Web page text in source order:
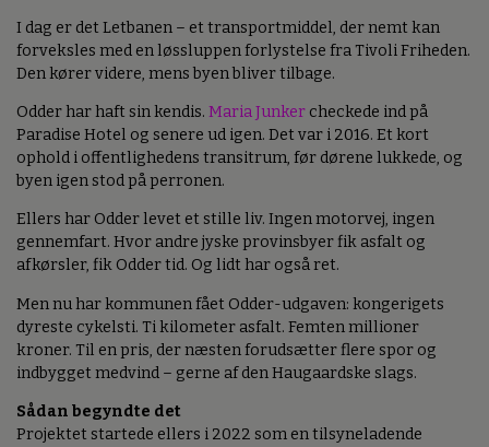
I dag er det Letbanen – et transportmiddel, der nemt kan
forveksles med en løssluppen forlystelse fra Tivoli Friheden.
Den kører videre, mens byen bliver tilbage.
Odder har haft sin kendis. Maria Junker checkede ind på
Paradise Hotel og senere ud igen. Det var i 2016. Et kort
ophold i offentlighedens transitrum, før dørene lukkede, og
byen igen stod på perronen.
Ellers har Odder levet et stille liv. Ingen motorvej, ingen
gennemfart. Hvor andre jyske provinsbyer fik asfalt og
afkørsler, fik Odder tid. Og lidt har også ret.
Men nu har kommunen fået Odder-udgaven: kongerigets
dyreste cykelsti. Ti kilometer asfalt. Femten millioner
kroner. Til en pris, der næsten forudsætter flere spor og
indbygget medvind – gerne af den Haugaardske slags.
Sådan begyndte det
Projektet startede ellers i 2022 som en tilsyneladende